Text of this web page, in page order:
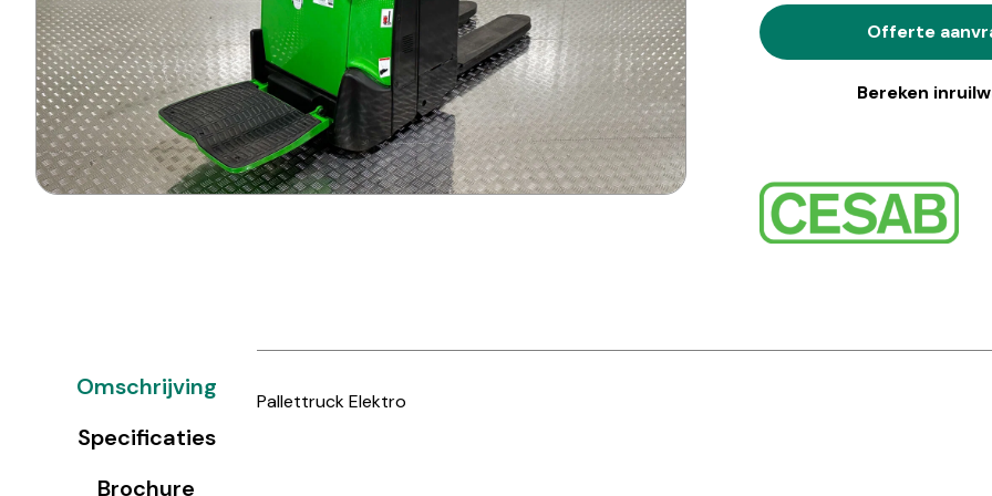
Offerte
Bereken
Omschrijving
Specificaties
Brochure
Pallettruck Elektro